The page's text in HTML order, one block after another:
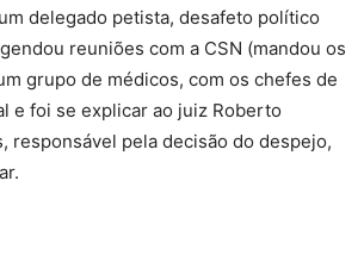
delegado petista, desafeto político
reuniões com a CSN (mandou os
grupo de médicos, com os chefes de
e foi se explicar ao juiz Roberto
responsável pela decisão do despejo,